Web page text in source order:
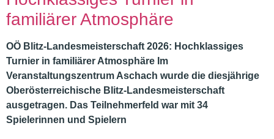
familiärer Atmosphäre
OÖ Blitz-Landesmeisterschaft 2026: Hochklassiges
Turnier in familiärer Atmosphäre Im
Veranstaltungszentrum Aschach wurde die diesjährige
Oberösterreichische Blitz-Landesmeisterschaft
ausgetragen. Das Teilnehmerfeld war mit 34
Spielerinnen und Spielern